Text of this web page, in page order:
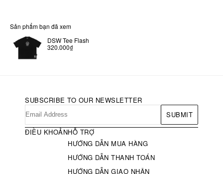
Sản phẩm bạn đã xem
DSW Tee Flash
320.000₫
SUBSCRIBE TO OUR NEWSLETTER
SUBMIT
ĐIỀU KHOẢNHỖ TRỢ
HƯỚNG DẪN MUA HÀNG
HƯỚNG DẪN THANH TOÁN
HƯỚNG DẪN GIAO NHẬN